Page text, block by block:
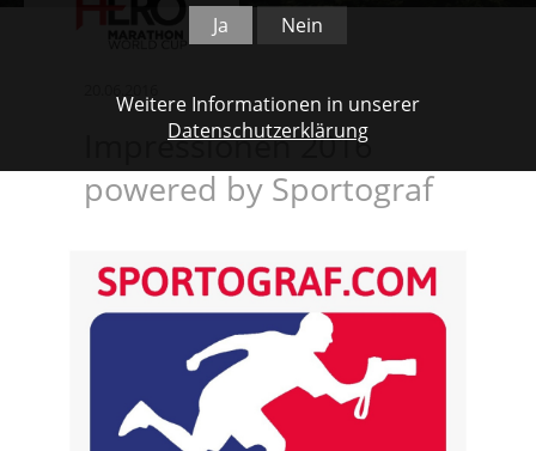
Impressionen 2016
powered by Sportograf
Ja
Nein
Weitere Informationen in unserer
Datenschutzerklärung